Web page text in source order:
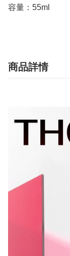
容量：55ml
商品詳情